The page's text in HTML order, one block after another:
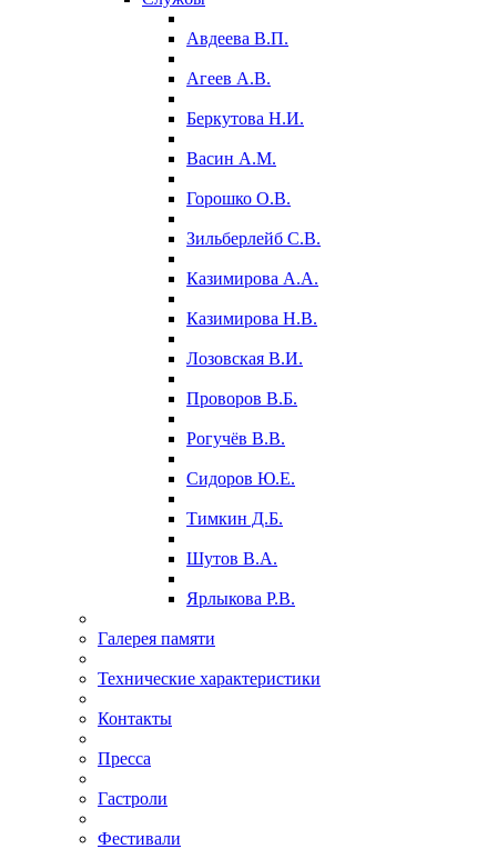
Авдеева В.П.
Агеев А.В.
Беркутова Н.И.
Васин А.М.
Горошко О.В.
Зильберлейб С.В.
Казимирова А.А.
Казимирова Н.В.
Лозовская В.И.
Проворов В.Б.
Рогучёв В.В.
Сидоров Ю.Е.
Тимкин Д.Б.
Шутов В.А.
Ярлыкова Р.В.
Галерея памяти
Технические характеристики
Контакты
Пресса
Гастроли
Фестивали